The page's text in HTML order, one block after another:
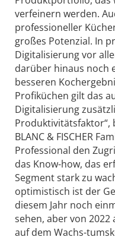
verfeinern werden.
professioneller
großes Potenzial. In
Digitalisierung vor
darüber hinaus noch
besseren
Profiküchen gilt das
Digitalisierung
BLANC & FISCHER
Professional den
das Know-how, das
Segment stark zu
optimistisch ist der
diesem Jahr noch
sehen, aber von
auf dem Wachs-